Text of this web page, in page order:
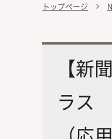
学
沿
応
最先端
を創造
修
トップページ
【
ラス